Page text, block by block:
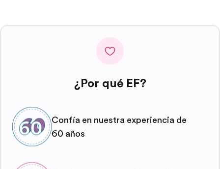
¿Por qué EF?
Confía en nuestra experiencia de
60 años